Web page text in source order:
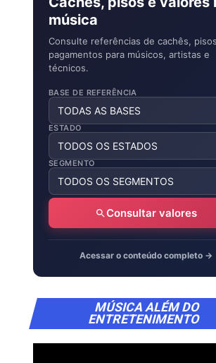
música
Consulte referências de cachês,
pagamentos para músicos, artistas e
técnicos.
BASE DE REFERÊNCIA
ESTADO
SEGMENTO
Consultar valores
Acessar o conteúdo completo →
MÚSICA ALÉM DO
ENTRETENIMENTO